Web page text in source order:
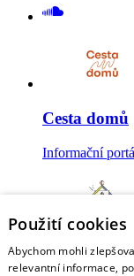
Cesta domů
Informační
Mojesmrt.cz
Použití cookies
Abychom mohli
relevantní informace,